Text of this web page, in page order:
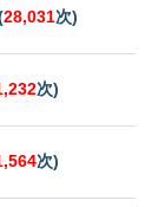
28,031次)
次)
次)